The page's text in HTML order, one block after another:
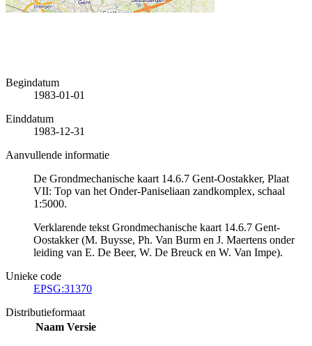
Begindatum
1983-01-01
Einddatum
1983-12-31
Aanvullende informatie
De Grondmechanische kaart 14.6.7 Gent-Oostakker, Plaat
VII: Top van het Onder-Paniseliaan zandkomplex, schaal
1:5000.
Verklarende tekst Grondmechanische kaart 14.6.7 Gent-
Oostakker (M. Buysse, Ph. Van Burm en J. Maertens onder
leiding van E. De Beer, W. De Breuck en W. Van Impe).
Unieke code
EPSG:31370
Distributieformaat
Naam Versie